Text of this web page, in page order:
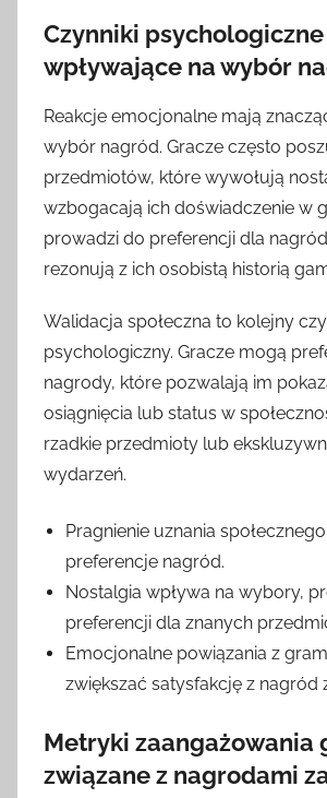
Czynniki psychologiczne
wpływające na wybór
Reakcje emocjonalne mają
wybór nagród. Gracze często
przedmiotów, które wywołują
wzbogacają ich doświadczenie w
prowadzi do preferencji dla
rezonują z ich osobistą historią
Walidacja społeczna to kolejny
psychologiczny. Gracze mogą
nagrody, które pozwalają im
osiągnięcia lub status w
rzadkie przedmioty lub
wydarzeń.
Pragnienie uznania
preferencje nagród.
Nostalgia wpływa na wybory,
preferencji dla znanych
Emocjonalne powiązania z
zwiększać satysfakcję z nagród
Metryki zaangażowania
związane z nagrodami